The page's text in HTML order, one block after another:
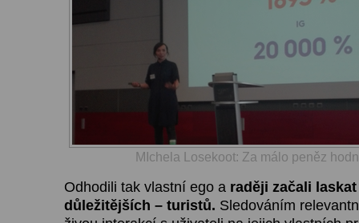
MIchela Losekoot: Za málo peněz
Odhodili tak vlastní ego a raději začali
důležitějších – turistů. Sledováním